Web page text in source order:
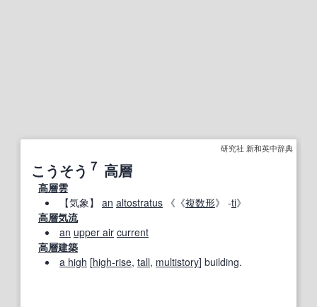
研究社 新和英中辞典
こうそう ７ 高層
高層雲
【気象】 an altostratus 《《複数形》 ‐ti》
高層気流
an upper air current
高層建築
a high [high‐rise, tall, multistory] building.